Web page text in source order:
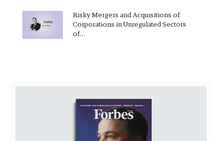
Risky Mergers and Acquisitions of
Corporations in Unregulated Sectors
of…